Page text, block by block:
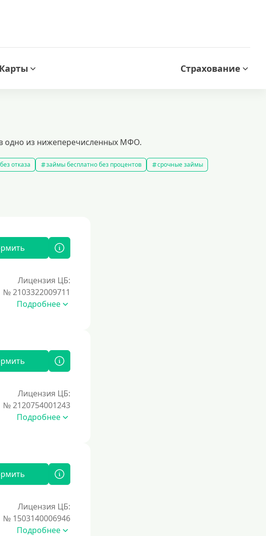
Карты Страхование
в одно из нижеперечисленных МФО.
отказа займы бесплатно без процентов
срочные займы
Лицензия ЦБ:
№ 2103322009711
Подробнее
Лицензия ЦБ:
№ 2120754001243
Подробнее
Лицензия ЦБ:
№ 1503140006946
Подробнее